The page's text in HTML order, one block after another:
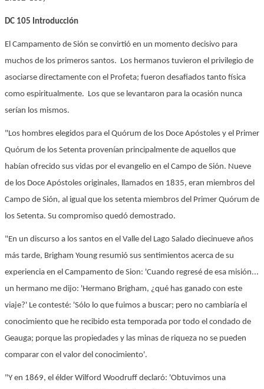
DC 105 Introducción
El Campamento de Sión se convirtió en un momento decisivo para
muchos de los primeros santos. Los hermanos tuvieron el privilegio de
asociarse directamente con el Profeta; fueron desafiados tanto física
como espiritualmente. Los que se levantaron para la ocasión nunca
serían los mismos.
"Los hombres elegidos para el Quórum de los Doce Apóstoles y el Primer
Quórum de los Setenta provenían principalmente de aquellos que
habían ofrecido sus vidas por el evangelio en el Campo de Sión. Nueve
de los Doce Apóstoles originales, llamados en 1835, eran miembros del
Campo de Sión, al igual que los setenta miembros del Primer Quórum de
los Setenta. Su compromiso quedó demostrado.
"En un discurso a los santos en el Valle del Lago Salado diecinueve años
más tarde, Brigham Young resumió sus sentimientos acerca de su
experiencia en el Campamento de Sion: 'Cuando regresé de esa misión...
un hermano me dijo: 'Hermano Brigham, ¿qué has ganado con este
viaje?' Le contesté: 'Sólo lo que fuimos a buscar; pero no cambiaría el
conocimiento que he recibido esta temporada por todo el condado de
Geauga; porque las propiedades y las minas de riqueza no se pueden
comparar con el valor del conocimiento'.
"Y en 1869, el élder Wilford Woodruff declaró: 'Obtuvimos una